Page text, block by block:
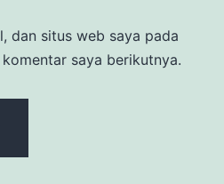
dan situs web saya pada
saya berikutnya.